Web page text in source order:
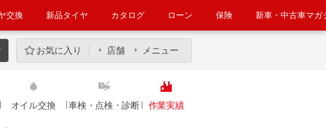
交換 新品タイヤ カタログ ローン 保険 新車・中古車マガ
お気に入り 店舗 メニュー
オイル交換 車検・点検・診断 作業実績